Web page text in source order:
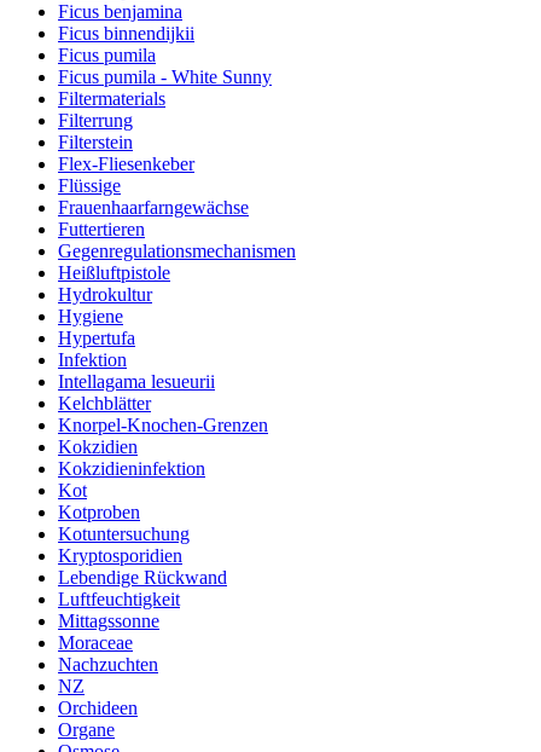
Ficus benjamina
Ficus binnendijkii
Ficus pumila
Ficus pumila - White Sunny
Filtermaterials
Filterrung
Filterstein
Flex-Fliesenkeber
Flüssige
Frauenhaarfarngewächse
Futtertieren
Gegenregulationsmechanismen
Heißluftpistole
Hydrokultur
Hygiene
Hypertufa
Infektion
Intellagama lesueurii
Kelchblätter
Knorpel-Knochen-Grenzen
Kokzidien
Kokzidieninfektion
Kot
Kotproben
Kotuntersuchung
Kryptosporidien
Lebendige Rückwand
Luftfeuchtigkeit
Mittagssonne
Moraceae
Nachzuchten
NZ
Orchideen
Organe